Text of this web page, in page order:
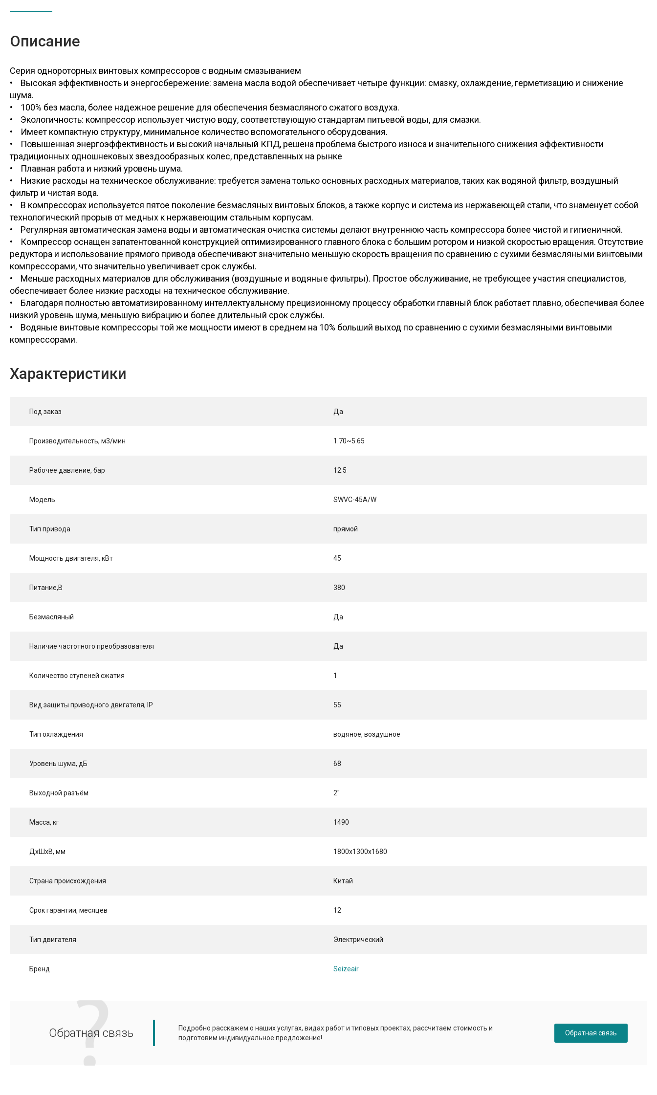
Описание
Серия однороторных винтовых компрессоров с водным смазыванием
• Высокая эффективность и энергосбережение: замена масла водой обеспечивает четыре функции: смазку, охлаждение, герметизацию и снижение
шума.
• 100% без масла, более надежное решение для обеспечения безмасляного сжатого воздуха.
• Экологичность: компрессор использует чистую воду, соответствующую стандартам питьевой воды, для смазки.
• Имеет компактную структуру, минимальное количество вспомогательного оборудования.
• Повышенная энергоэффективность и высокий начальный КПД, решена проблема быстрого износа и значительного снижения эффективности
традиционных одношнековых звездообразных колес, представленных на рынке
• Плавная работа и низкий уровень шума.
• Низкие расходы на техническое обслуживание: требуется замена только основных расходных материалов, таких как водяной фильтр, воздушный
фильтр и чистая вода.
• В компрессорах используется пятое поколение безмасляных винтовых блоков, а также корпус и система из нержавеющей стали, что знаменует собой
технологический прорыв от медных к нержавеющим стальным корпусам.
• Регулярная автоматическая замена воды и автоматическая очистка системы делают внутреннюю часть компрессора более чистой и гигиеничной.
• Компрессор оснащен запатентованной конструкцией оптимизированного главного блока с большим ротором и низкой скоростью вращения. Отсутствие
редуктора и использование прямого привода обеспечивают значительно меньшую скорость вращения по сравнению с сухими безмасляными винтовыми
компрессорами, что значительно увеличивает срок службы.
• Меньше расходных материалов для обслуживания (воздушные и водяные фильтры). Простое обслуживание, не требующее участия специалистов,
обеспечивает более низкие расходы на техническое обслуживание.
• Благодаря полностью автоматизированному интеллектуальному прецизионному процессу обработки главный блок работает плавно, обеспечивая более
низкий уровень шума, меньшую вибрацию и более длительный срок службы.
• Водяные винтовые компрессоры той же мощности имеют в среднем на 10% больший выход по сравнению с сухими безмасляными винтовыми
компрессорами.
Характеристики
Под заказ Да
Производительность, м3/мин 1.70~5.65
Рабочее давление, бар 12.5
Модель SWVC-45A/W
Тип привода прямой
Мощность двигателя, кВт 45
Питание,В 380
Безмасляный Да
Наличие частотного преобразователя Да
Количество ступеней сжатия 1
Вид защиты приводного двигателя, IP 55
Тип охлаждения водяное, воздушное
Уровень шума, дБ 68
Выходной разъём 2"
Масса, кг 1490
ДхШхВ, мм 1800x1300x1680
Страна происхождения Китай
Срок гарантии, месяцев 12
Тип двигателя Электрический
Бренд Seizeair
Обратная связь
Подробно расскажем о наших услугах, видах работ и типовых проектах, рассчитаем стоимость и
подготовим индивидуальное предложение!
Обратная связь